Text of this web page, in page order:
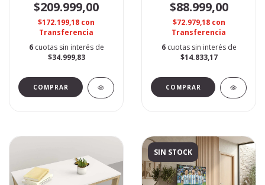
$209.999,00
$172.199,18 con
Transferencia
6 cuotas sin interés de
$34.999,83
$88.999,00
$72.979,18 con
Transferencia
6 cuotas sin interés de
$14.833,17
SIN STOCK